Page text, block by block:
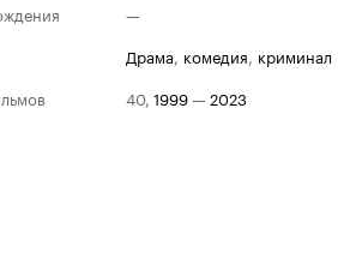
—
драма, комедия, криминал
40, 1999— 2023